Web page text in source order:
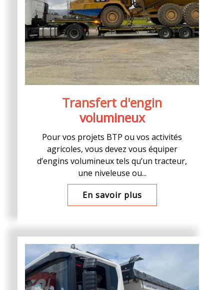
Transfert d'engin
volumineux
Pour vos projets BTP ou vos activités
agricoles, vous devez vous équiper
d’engins volumineux tels qu’un tracteur,
une niveleuse ou...
En savoir plus